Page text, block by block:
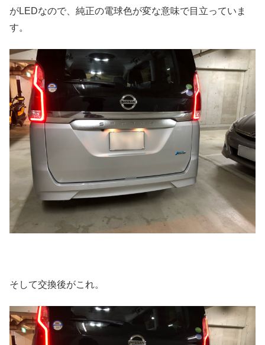
がLEDなので、純正の電球色が変な意味で目立っていま
す。
そして交換後がこれ。